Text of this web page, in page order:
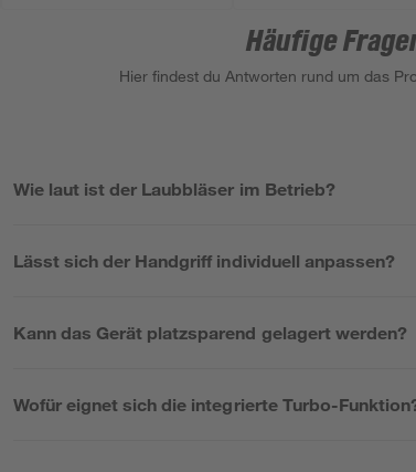
Häufige
Hier findest du Antworten rund um das
Wie laut ist der Laubbläser im Betrieb?
Lässt sich der Handgriff individuell anpassen?
Kann das Gerät platzsparend gelagert werden?
Wofür eignet sich die integrierte Turbo-